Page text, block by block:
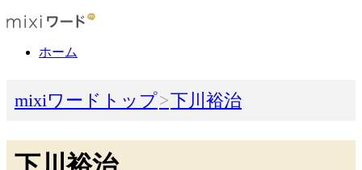
ホーム
mixiワードトップ 下川裕治